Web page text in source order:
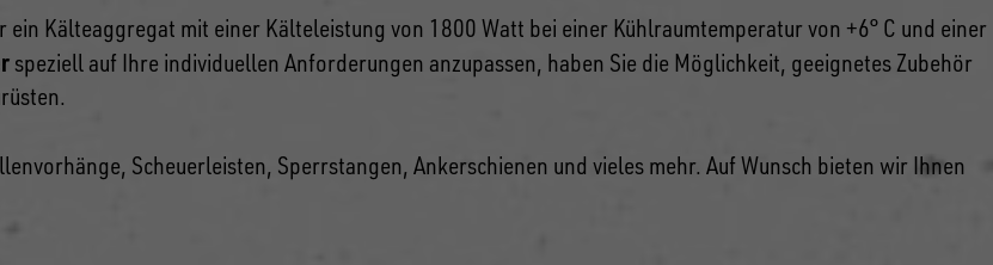
Kälteaggregat mit einer Kälteleistung von 1800 Watt bei einer Kühlraumtemperatur von +6° C und einer
speziell auf Ihre individuellen Anforderungen anzupassen, haben Sie die Möglichkeit, geeignetes Zubehör
Scheuerleisten, Sperrstangen, Ankerschienen und vieles mehr. Auf Wunsch bieten wir Ihnen